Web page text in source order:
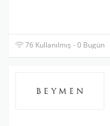
76 Kullanılmış - 0 Bugün